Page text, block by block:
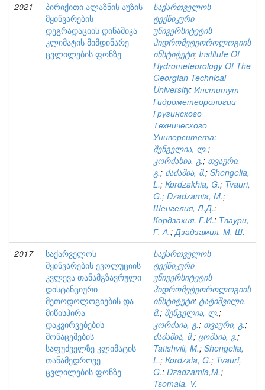
2021
პირიქითი ალაზნის აუზის
მყინვარების
დეგრადაციის დინამიკა
კლიმატის მიმდინარე
ცვლილების ფონზე
საქართველოს
ტექნიკური
უნივერსიტეტის
ჰიდრომეტეოროლოგიის
ინსტიტუტი; Institute Of
Hydrometeorology Of The
Georgian Technical
University; Институт
Гидрометеорологии
Грузинского
Технического
Университета;
შენგელია, ლ.;
კორძახია, გ.; თვაური,
გ.; ძაძამია, მ.; Shengelia,
L.; Kordzakhia, G.; Tvauri,
G.; Dzadzamia, M.;
Шенгелия, Л.Д.;
Кордзахия, Г.И.; Тваури,
Г. А.;Дзадзамия, М. Ш.
2017
საქარველოს
მყინვარების ევოლუციის
კვლევა თანამგზავრული
დისტანციური
მეთოდოლოგიების და
მიწისპირა
დაკვირვებების
მონაცემების
საფუძველზე კლიმატის
თანამედროვე
ცვლილების ფონზე
საქართველოს
ტექნიკური
უნივერსიტეტის
ჰიდრომეტეოროლოგიის
ინსტიტუტი; ტატიშვილი,
მ.; შენგელია, ლ.;
კორძაია, გ.; თვაური, გ.;
ძაძამია, მ.; ცომაია, ვ.;
Tatishvili, M.; Shengelia,
L.; Kordzaia, G.; Tvauri,
G.; Dzadzamia,M.;
Tsomaia, V.